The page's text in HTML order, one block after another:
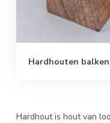
Hardhouten balken
Hardhout is hout van